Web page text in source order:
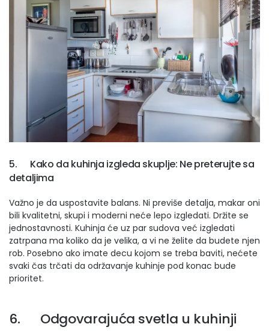
5. Kako da kuhinja izgleda skuplje: Ne preterujte sa
detaljima
Važno je da uspostavite balans. Ni previše detalja, makar oni
bili kvalitetni, skupi i moderni neće lepo izgledati. Držite se
jednostavnosti. Kuhinja će uz par sudova već izgledati
zatrpana ma koliko da je velika, a vi ne želite da budete njen
rob. Posebno ako imate decu kojom se treba baviti, nećete
svaki čas trčati da održavanje kuhinje pod konac bude
prioritet.
6. Odgovarajuća svetla u kuhinji